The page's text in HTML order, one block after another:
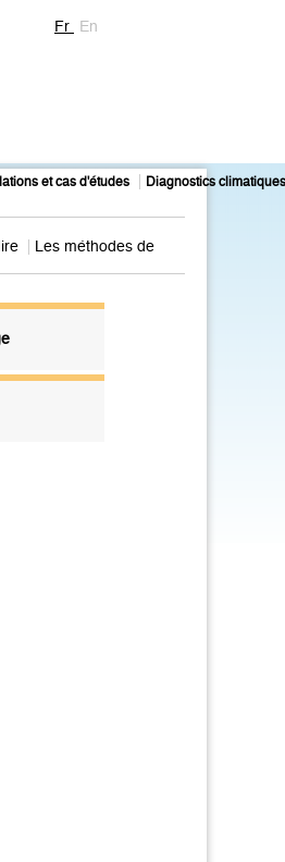
Fr En
et cas d'études
Diagnostics climatiques
Les méthodes de